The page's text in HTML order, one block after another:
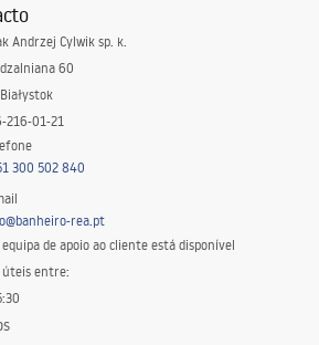
Andrzej Cylwik sp. k.
60
216-01-21
300 502 840
rea.pt
equipa de apoio ao cliente está disponível
úteis entre: